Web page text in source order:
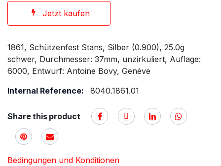
Jetzt kaufen
1861, Schützenfest Stans, Silber (0.900), 25.0g
schwer, Durchmesser: 37mm, unzirkuliert, Auflage:
6000, Entwurf: Antoine Bovy, Genève
Internal Reference:
8040.1861.01
Share this product
Bedingungen und Konditionen